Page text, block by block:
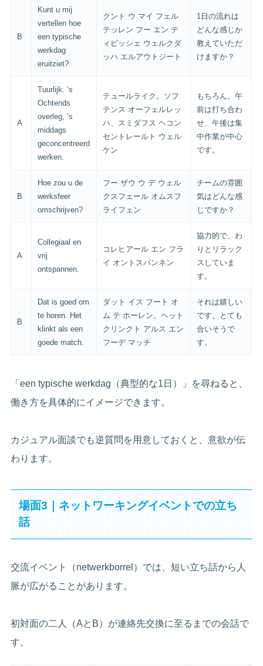
B
Kunt u mij
vertellen hoe
een typische
werkdag
eruitziet?
クント ウ マイ フェル
テッレン フー エン テ
ィピッシェ ウェルクダ
ッハ エルアウトジート
1日の流れは
どんな感じか
教えていただ
けますか？
A
Tuurlijk. ‘s
Ochtends
overleg, ‘s
middags
geconcentreerd
werken.
テュールライク。ソフ
テンス オーフェルレッ
ハ、スミダフス ヘコン
セントレールト ウェル
ケン
もちろん。午
前は打ち合わ
せ、午後は集
中作業が中心
です。
B
Hoe zou u de
werksfeer
omschrijven?
フー ザウ ウ デ ウェル
クスフェール オムスフ
ライフェン
チームの雰囲
気はどんな感
じですか？
A
Collegiaal en
vrij
ontspannen.
コレヒアール エン フラ
イ オントスパンネン
協力的で、わ
りとリラック
スしていま
す。
B
Dat is goed om
te horen. Het
klinkt als een
goede match.
ダット イス フート オ
ム テ ホーレン。ヘット
クリンクト アルス エン
フーデ マッチ
それは嬉しい
です。とても
合いそうで
す。
「een typische werkdag（典型的な1日）」を尋ねると、
働き方を具体的にイメージできます。
カジュアル面談でも逆質問を用意しておくと、意欲が伝
わります。
場面3｜ネットワーキングイベントでの立ち
話
交流イベント（netwerkborrel）では、短い立ち話から人
脈が広がることがあります。
初対面の二人（AとB）が連絡先交換に至るまでの会話で
す。